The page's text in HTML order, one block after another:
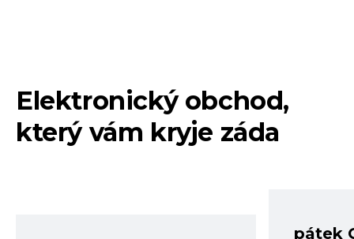
Elektronický obchod,
který vám kryje záda
pátek